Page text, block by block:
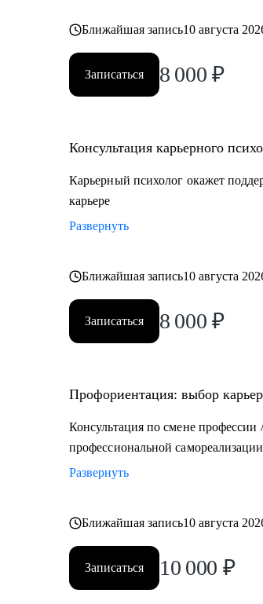
Ближайшая запись10 августа
Записаться 8 000 ₽
Консультация карьерного
Карьерный психолог окажет
карьере
Развернуть
Ближайшая запись10 августа
Записаться 8 000 ₽
Профориентация: выбор
Консультация по смене профессии
профессиональной самореализации
Развернуть
Ближайшая запись10 августа
Записаться 10 000 ₽